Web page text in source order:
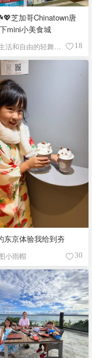
芝加哥Chinatown唐
mini小美食城
18
东京体验我给到夯
小雨帽 30